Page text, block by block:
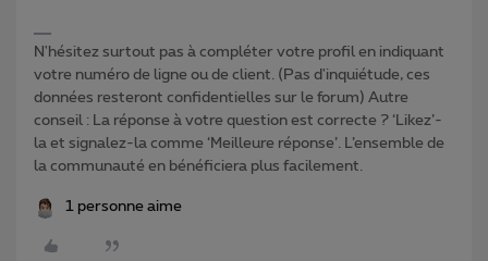
N'hésitez surtout pas à compléter votre profil en indiquant
votre numéro de ligne ou de client. (Pas d'inquiétude, ces
données resteront confidentielles sur le forum) Autre
conseil : La réponse à votre question est correcte ? ‘Likez’-
la et signalez-la comme ‘Meilleure réponse’. L’ensemble de
la communauté en bénéficiera plus facilement.
1 personne aime